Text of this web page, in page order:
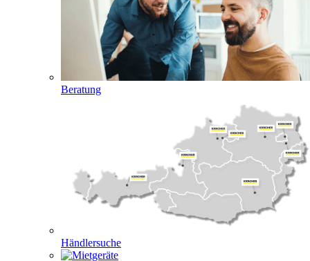
Beratung
Händlersuche